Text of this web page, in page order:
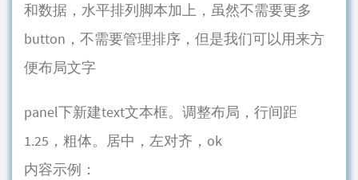
和数据，水平排列脚本加上，虽然不需要更多
button，不需要管理排序，但是我们可以用来方
便布局文字
panel下新建text文本框。调整布局，行间距
1.25，粗体。居中，左对齐，ok
内容示例：